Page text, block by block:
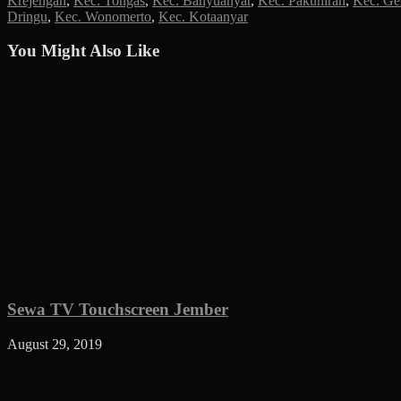
Dringu, Kec. Wonomerto, Kec. Kotaanyar
You Might Also Like
Sewa TV Touchscreen Jember
August 29, 2019